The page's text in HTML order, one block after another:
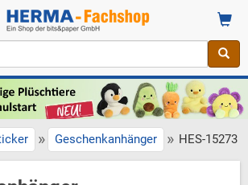
» Geschenkanhänger » HES-15273